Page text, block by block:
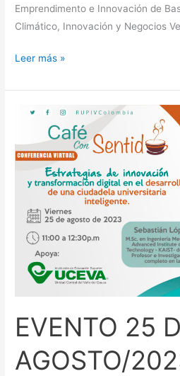
Emprendimento e Innovación de
Climático, Innovación y Negocios
Leer más »
EVENTO 25
AGOSTO/
EVENTO
DE
AGOSTO/2023